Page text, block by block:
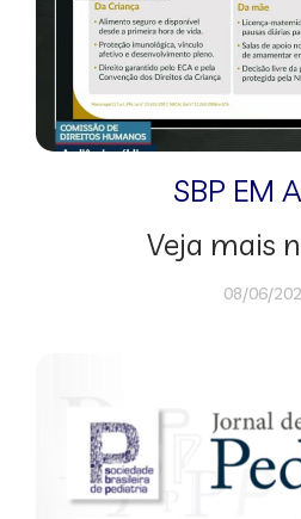
SBP EM
Veja mais
08/06/